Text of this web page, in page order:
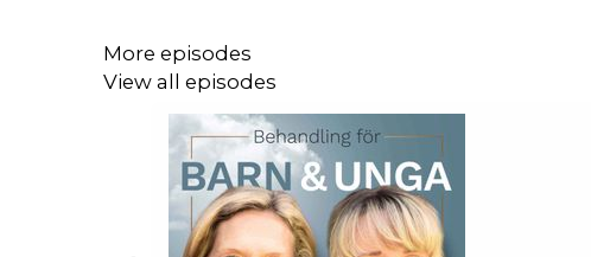
More episodes
View all episodes